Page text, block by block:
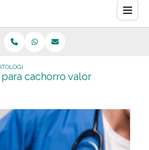
PARA CACHORRO VALOR
cachorro valor